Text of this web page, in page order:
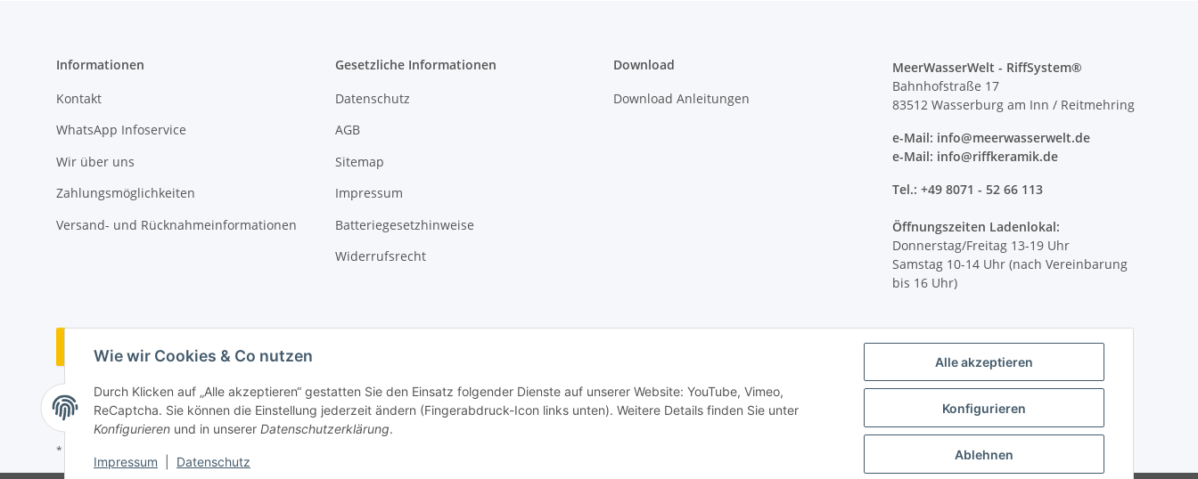
Alle akzeptieren
Konfigurieren
Ablehnen
Wie wir Cookies & Co nutzen
Durch Klicken auf „Alle akzeptieren“ gestatten Sie den Einsatz folgender Dienste auf unserer Website: YouTube, Vimeo,
ReCaptcha. Sie können die Einstellung jederzeit ändern (Fingerabdruck-Icon links unten). Weitere Details finden Sie unter
Konfigurieren und in unserer Datenschutzerklärung.
Impressum Datenschutz
Informationen
Kontakt
WhatsApp Infoservice
Wir über uns
Zahlungsmöglichkeiten
Versand- und Rücknahmeinformationen
Gesetzliche Informationen
Datenschutz
AGB
Sitemap
Impressum
Batteriegesetzhinweise
Widerrufsrecht
Download
Download Anleitungen
MeerWasserWelt - RiffSystem®
Bahnhofstraße 17
83512 Wasserburg am Inn / Reitmehring
e-Mail: info@meerwasserwelt.de
e-Mail: info@riffkeramik.de
Tel.: +49 8071 - 52 66 113
Öffnungszeiten Ladenlokal:
Donnerstag/Freitag 13-19 Uhr
Samstag 10-14 Uhr (nach Vereinbarung
bis 16 Uhr)
Vertrag widerrufen
* Alle Preise inkl. gesetzlicher USt., zzgl.